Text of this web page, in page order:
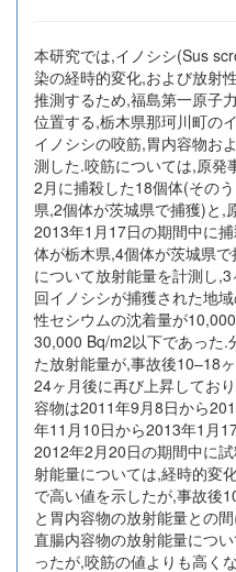
本研究では,イノシシ(Sus
染の経時的変化,および放射
推測するため,福島第一原子
位置する,栃木県那珂川町の
イノシシの咬筋,胃内容物お
測した.咬筋については,原
2月に捕殺した18個体(その
県,2個体が茨城県で捕獲)と,
2013年1月17日の期間中に
体が栃木県,4個体が茨城県
について放射能量を計測し
回イノシシが捕獲された地
性セシウムの沈着量が
30,000 Bq/m2以下であった.
た放射能量が,事故後10–18
24ヶ月後に再び上昇してお
容物は2011年9月8日から
年11月10日から2013年1月
2012年2月20日の期間中に
射能量については,経時的変
で高い値を示したが,事故後
と胃内容物の放射能量との
直腸内容物の放射能量につ
ったが,咬筋の値よりも高く